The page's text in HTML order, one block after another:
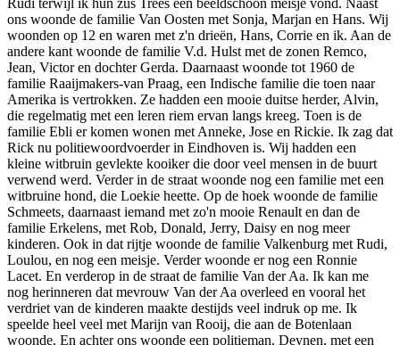
Rudi terwijl ik hun zus Trees een beeldschoon meisje vond. Naast
ons woonde de familie Van Oosten met Sonja, Marjan en Hans. Wij
woonden op 12 en waren met z'n drieën, Hans, Corrie en ik. Aan de
andere kant woonde de familie V.d. Hulst met de zonen Remco,
Jean, Victor en dochter Gerda. Daarnaast woonde tot 1960 de
familie Raaijmakers-van Praag, een Indische familie die toen naar
Amerika is vertrokken. Ze hadden een mooie duitse herder, Alvin,
die regelmatig met een leren riem ervan langs kreeg. Toen is de
familie Ebli er komen wonen met Anneke, Jose en Rickie. Ik zag dat
Rick nu politiewoordvoerder in Eindhoven is. Wij hadden een
kleine witbruin gevlekte kooiker die door veel mensen in de buurt
verwend werd. Verder in de straat woonde nog een familie met een
witbruine hond, die Loekie heette. Op de hoek woonde de familie
Schmeets, daarnaast iemand met zo'n mooie Renault en dan de
familie Erkelens, met Rob, Donald, Jerry, Daisy en nog meer
kinderen. Ook in dat rijtje woonde de familie Valkenburg met Rudi,
Loulou, en nog een meisje. Verder woonde er nog een Ronnie
Lacet. En verderop in de straat de familie Van der Aa. Ik kan me
nog herinneren dat mevrouw Van der Aa overleed en vooral het
verdriet van de kinderen maakte destijds veel indruk op me. Ik
speelde heel veel met Marijn van Rooij, die aan de Botenlaan
woonde. En achter ons woonde een politieman, Deynen, met een